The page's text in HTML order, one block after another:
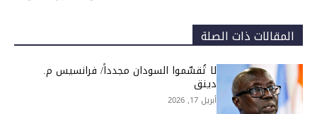
المقالات ذات الصلة
لا تُقسِّموا السودان مجدداً/ فرانسيس م.
دينق
أبريل 17, 2026